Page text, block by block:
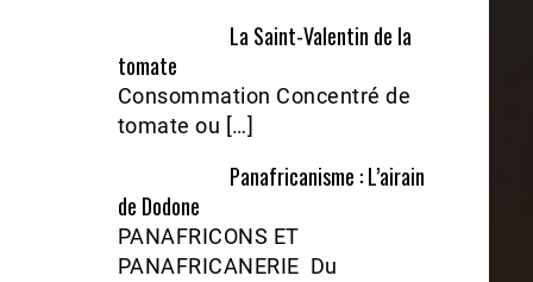
La Saint-Valentin de la
tomate
Consommation Concentré de
tomate ou […]
Panafricanisme : L’airain
de Dodone
PANAFRICONS ET
PANAFRICANERIE Du